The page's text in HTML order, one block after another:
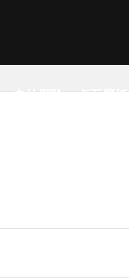
户外探险 桌面壁纸